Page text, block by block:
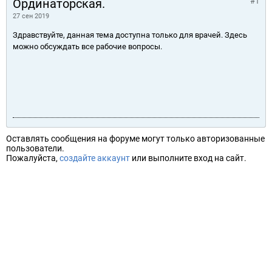
Ординаторская.
27 сен 2019
Здравствуйте, данная тема доступна только для врачей. Здесь
можно обсуждать все рабочие вопросы.
Оставлять сообщения на форуме могут только авторизованные
пользователи.
Пожалуйста, создайте аккаунт или выполните вход на сайт.